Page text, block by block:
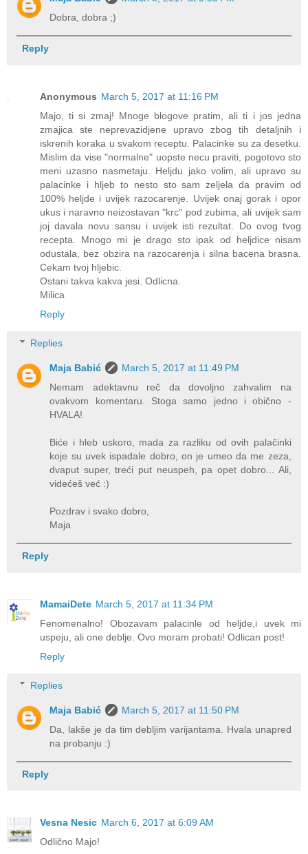
Dobra, dobra ;)
Reply
Anonymous March 5, 2017 at 11:16 PM
Majo, ti si zmaj! Mnoge blogove pratim, ali ti i jos jedna
zmajica ste neprevazidjene upravo zbog tih detaljnih i
iskrenih koraka u svakom receptu. Palacinke su za desetku.
Mislim da vise "normalne" uopste necu praviti, pogotovo sto
meni uzasno nasmetaju. Heljdu jako volim, ali upravo su
palacinke i hljeb to nesto sto sam zeljela da pravim od
100% heljde i uvijek razocarenje. Uvijek onaj gorak i opor
ukus i naravno neizostavan "krc" pod zubima, ali uvijek sam
joj davala novu sansu i uvijek isti rezultat. Do ovog tvog
recepta. Mnogo mi je drago sto ipak od heljdice nisam
odustala, bez obzira na razocarenja i silna bacena brasna.
Cekam tvoj hljebic.
Ostani takva kakva jesi. Odlicna.
Milica
Reply
Replies
Maja Babić
March 5, 2017 at 11:49 PM
Nemam adektavnu reč da dovoljno zahvalim na
ovakvom komentaru. Stoga samo jedno i obično -
HVALA!
Biće i hleb uskoro, mada za razliku od ovih palačinki
koje su uvek ispadale dobro, on je umeo da me zeza,
dvaput super, treći put neuspeh, pa opet dobro... Ali,
videćeš već :)
Pozdrav i svako dobro,
Maja
Reply
MamaiDete March 5, 2017 at 11:34 PM
Fenomenalno! Obozavam palacinle od heljde,i uvek mi
uspeju, ali one deblje. Ovo moram probati! Odlican post!
Reply
Replies
Maja Babić
March 5, 2017 at 11:50 PM
Da, lakše je da tim debljim varijantama. Hvala unapred
na probanju :)
Reply
Vesna Nesic March 6, 2017 at 6:09 AM
Odlično Majo!